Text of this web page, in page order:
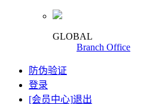
GLOBAL
Branch Office
防伪验证
登录
[会员中心]退出